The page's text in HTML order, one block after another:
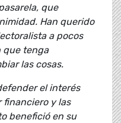
que
Han querido
a pocos
que tenga
las cosas.
el interés
financiero y las
benefició en su